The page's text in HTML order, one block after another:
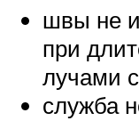
швы не
при
лучами
служба